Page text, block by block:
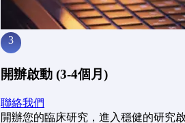
3
開辦啟動 (3-4個月)
聯絡我們
開辦您的臨床研究，進入穩健的研究